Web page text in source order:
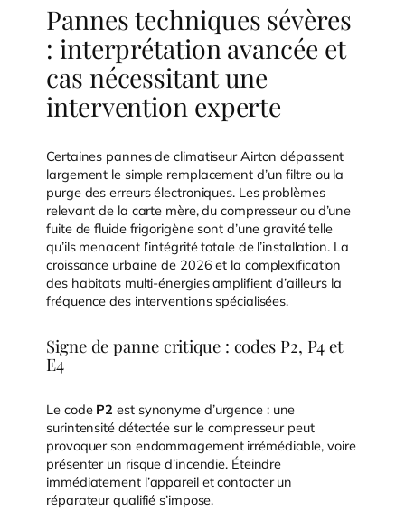
Pannes techniques sévères
: interprétation avancée et
cas nécessitant une
intervention experte
Certaines pannes de climatiseur Airton dépassent
largement le simple remplacement d’un filtre ou la
purge des erreurs électroniques. Les problèmes
relevant de la carte mère, du compresseur ou d’une
fuite de fluide frigorigène sont d’une gravité telle
qu’ils menacent l’intégrité totale de l’installation. La
croissance urbaine de 2026 et la complexification
des habitats multi-énergies amplifient d’ailleurs la
fréquence des interventions spécialisées.
Signe de panne critique : codes P2, P4 et
E4
Le code P2 est synonyme d’urgence : une
surintensité détectée sur le compresseur peut
provoquer son endommagement irrémédiable, voire
présenter un risque d’incendie. Éteindre
immédiatement l’appareil et contacter un
réparateur qualifié s’impose.